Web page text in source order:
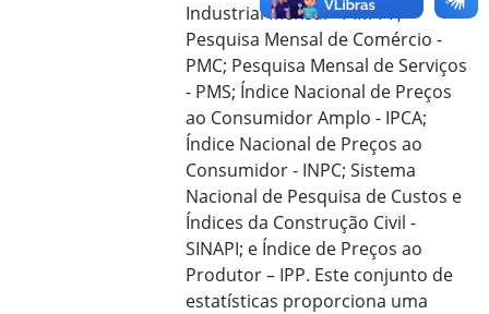
Industrial Mensal - PIM-PF;
Pesquisa Mensal de Comércio -
PMC; Pesquisa Mensal de Serviços
- PMS; Índice Nacional de Preços
ao Consumidor Amplo - IPCA;
Índice Nacional de Preços ao
Consumidor - INPC; Sistema
Nacional de Pesquisa de Custos e
Índices da Construção Civil -
SINAPI; e Índice de Preços ao
Produtor – IPP. Este conjunto de
estatísticas proporciona uma